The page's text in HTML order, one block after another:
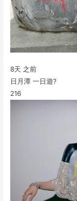
8天 之前
日月潭 一日遊?
216